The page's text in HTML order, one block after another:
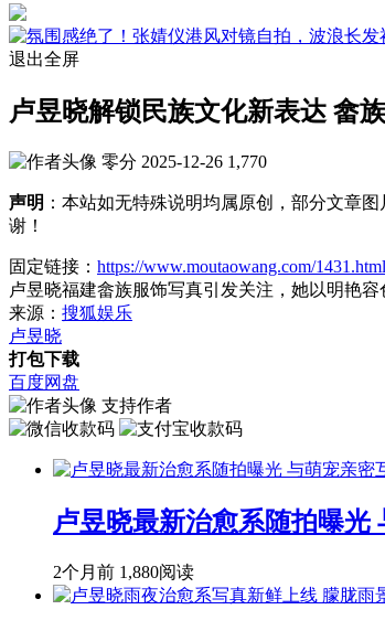
退出全屏
卢昱晓解锁民族文化新表达 畲
零分 2025-12-26 1,770
声明 ：本站如无特殊说明均属原创，部分文章
谢！
固定链接： https://www.moutaowang.com/1431.html
卢昱晓福建畲族服饰写真引发关注，她以明艳
来源： 搜狐娱乐
卢昱晓
打包下载
百度网盘
支持作者
卢昱晓最新治愈系随拍曝光
2个月前 1,880阅读